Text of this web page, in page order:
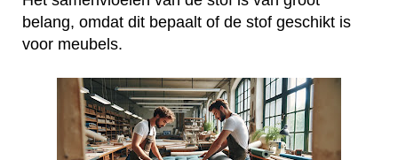
belang, omdat dit bepaalt of de stof geschikt is
voor meubels.